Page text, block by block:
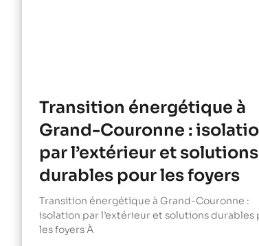
Transition énergétique à
Grand-Couronne :
par l’extérieur et solutions
durables pour les foyers
Transition énergétique à Grand-Couronne :
isolation par l’extérieur et solutions durables
les foyers À